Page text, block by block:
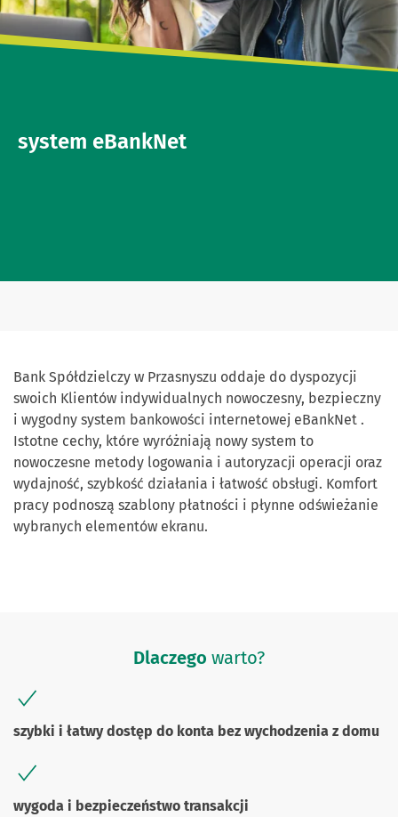
system eBankNet
Bank Spółdzielczy w Przasnyszu oddaje do dyspozycji
swoich Klientów indywidualnych nowoczesny, bezpieczny
i wygodny system bankowości internetowej eBankNet .
Istotne cechy, które wyróżniają nowy system to
nowoczesne metody logowania i autoryzacji operacji oraz
wydajność, szybkość działania i łatwość obsługi. Komfort
pracy podnoszą szablony płatności i płynne odświeżanie
wybranych elementów ekranu.
Dlaczego warto?
szybki i łatwy dostęp do konta bez wychodzenia z domu
wygoda i bezpieczeństwo transakcji